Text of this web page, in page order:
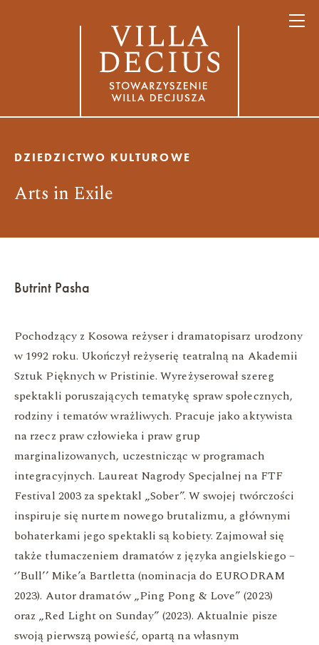
DZIEDZICTWO KULTUROWE
Arts in Exile
Butrint Pasha
Pochodzący z Kosowa reżyser i dramatopisarz urodzony
w 1992 roku. Ukończył reżyserię teatralną na Akademii
Sztuk Pięknych w Pristinie. Wyreżyserował szereg
spektakli poruszających tematykę spraw społecznych,
rodziny i tematów wrażliwych. Pracuje jako aktywista
na rzecz praw człowieka i praw grup
marginalizowanych, uczestnicząc w programach
integracyjnych. Laureat Nagrody Specjalnej na FTF
Festival 2003 za spektakl „Sober”. W swojej twórczości
inspiruje się nurtem nowego brutalizmu, a głównymi
bohaterkami jego spektakli są kobiety. Zajmował się
także tłumaczeniem dramatów z języka angielskiego –
‘’Bull’’ Mike’a Bartletta (nominacja do EURODRAM
2023). Autor dramatów „Ping Pong & Love” (2023)
oraz „Red Light on Sunday” (2023). Aktualnie pisze
swoją pierwszą powieść, opartą na własnym